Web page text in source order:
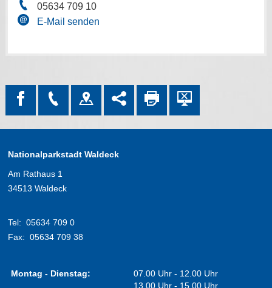
05634 709 10
E-Mail senden
Nationalparkstadt Waldeck
Am Rathaus 1
34513 Waldeck
Tel: 05634 709 0
Fax: 05634 709 38
Montag - Dienstag:
07.00 Uhr - 12.00 Uhr
13.00 Uhr - 15.00 Uhr